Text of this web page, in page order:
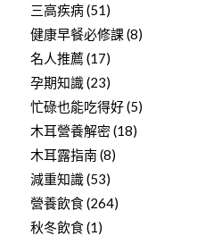
三高疾病(51)
健康早餐必修課(8)
名人推薦 (17)
孕期知識(23)
忙碌也能吃得好(5)
木耳營養解密(18)
木耳露指南(8)
減重知識(53)
營養飲食(264)
秋冬飲食(1)